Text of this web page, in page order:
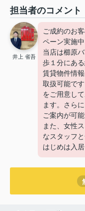
担当者のコメント
井上 省吾
ご成約のお
ペーン実施中
当店は櫛原
歩１分にあ
賃貸物件情
取扱可能で
をご用意し
ます。さら
ご案内が可能
また、女性
なスタッフ
はじめは入